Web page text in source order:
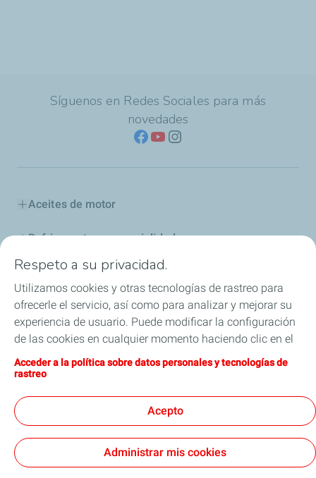
Síguenos en Redes Sociales para más
novedades
Aceites de motor
Refrigerantes y especialidades
Distribuidores
Sponsoring
Industria
Iron Dames y TotalEnergies, juntos en las 24 horas
Respeto a su privacidad.
Utilizamos cookies y otras tecnologías de rastreo para
ofrecerle el servicio, así como para analizar y mejorar su
experiencia de usuario. Puede modificar la configuración
de las cookies en cualquier momento haciendo clic en el
botón «Gérer mes cookies» (Gestionar cookies). Al hacer
clic en el botón «J’accepte» (Aceptar), nos autoriza a
refuse» (Rechazar), depositaremos únicamente las
cookies técnicas estrictamente necesarias para el
correcto funcionamiento del sitio web. Si desea más
información, puede consultar la página relativa a la
Acceder a la política sobre datos personales y tecnologías de
rastreo
Acepto
Administrar mis cookies